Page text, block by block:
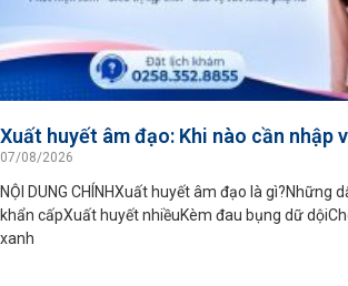
Xuất huyết âm đạo: Khi nào cần nhập
07/08/2026
NỘI DUNG CHÍNHXuất huyết âm đạo là gì?Những
khẩn cấpXuất huyết nhiềuKèm đau bụng dữ
xanh